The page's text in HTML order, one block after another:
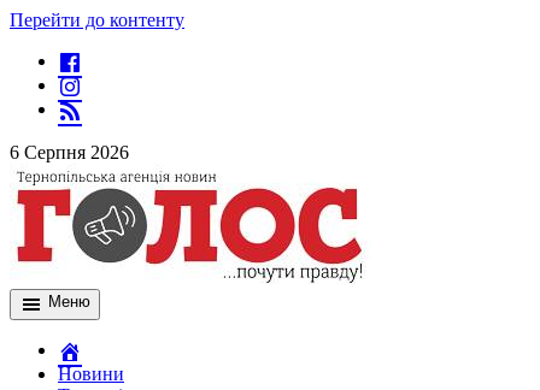
Перейти до контенту
6 Серпня 2026
Меню
Новини